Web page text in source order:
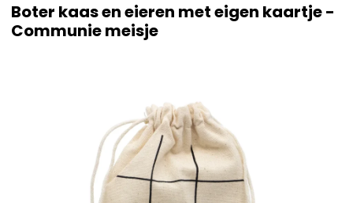
Boter kaas en eieren met eigen kaartje -
Communie meisje